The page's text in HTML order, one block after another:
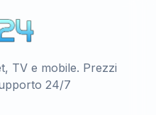
TV e mobile. Prezzi
24/7